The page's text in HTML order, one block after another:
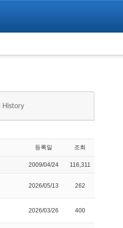
등록일 조회
2009/04/24 116,311
2026/05/13 262
2026/03/26 400